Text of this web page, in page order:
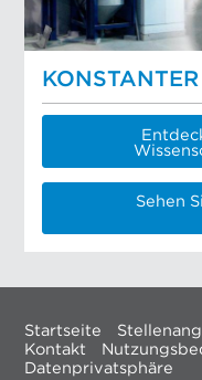
Sehen
Startseite
Kontakt
Datenprivatsphäre